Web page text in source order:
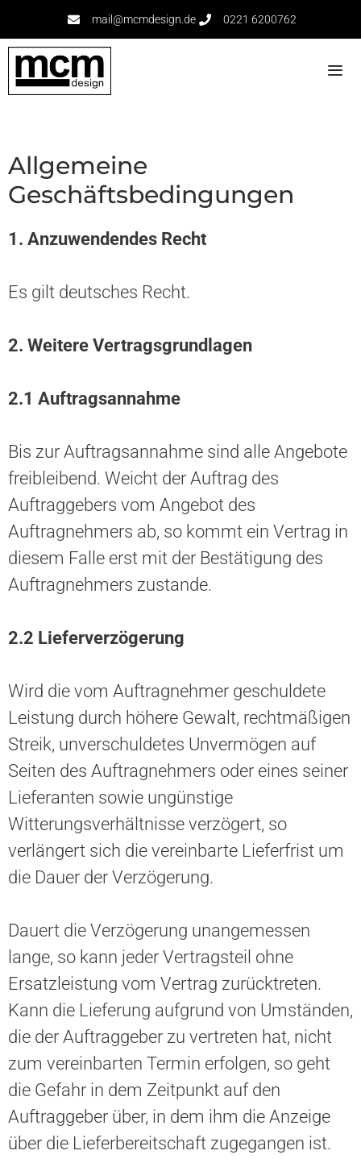
mail@mcmdesign.de 0221 6200762​
Allgemeine
Geschäftsbedingungen
1. Anzuwendendes Recht
Es gilt deutsches Recht.
2. Weitere Vertragsgrundlagen
2.1 Auftragsannahme
Bis zur Auftragsannahme sind alle Angebote
freibleibend. Weicht der Auftrag des
Auftraggebers vom Angebot des
Auftragnehmers ab, so kommt ein Vertrag in
diesem Falle erst mit der Bestätigung des
Auftragnehmers zustande.
2.2 Lieferverzögerung
Wird die vom Auftragnehmer geschuldete
Leistung durch höhere Gewalt, rechtmäßigen
Streik, unverschuldetes Unvermögen auf
Seiten des Auftragnehmers oder eines seiner
Lieferanten sowie ungünstige
Witterungsverhältnisse verzögert, so
verlängert sich die vereinbarte Lieferfrist um
die Dauer der Verzögerung.
Dauert die Verzögerung unangemessen
lange, so kann jeder Vertragsteil ohne
Ersatzleistung vom Vertrag zurücktreten.
Kann die Lieferung aufgrund von Umständen,
die der Auftraggeber zu vertreten hat, nicht
zum vereinbarten Termin erfolgen, so geht
die Gefahr in dem Zeitpunkt auf den
Auftraggeber über, in dem ihm die Anzeige
über die Lieferbereitschaft zugegangen ist.